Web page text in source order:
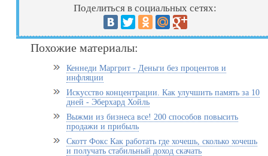
Поделиться в социальных сетях:
Похожие материалы:
Кеннеди Маргрит - Деньги без процентов и
инфляции
Искусство концентрации. Как улучшить память за 10
дней - Эберхард Хойль
Выжми из бизнеса все! 200 способов повысить
продажи и прибыль
Скотт Фокс Как работать где хочешь, сколько хочешь
и получать стабильный доход скачать